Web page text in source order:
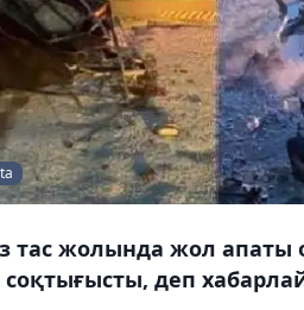
жолында жол апаты
деп